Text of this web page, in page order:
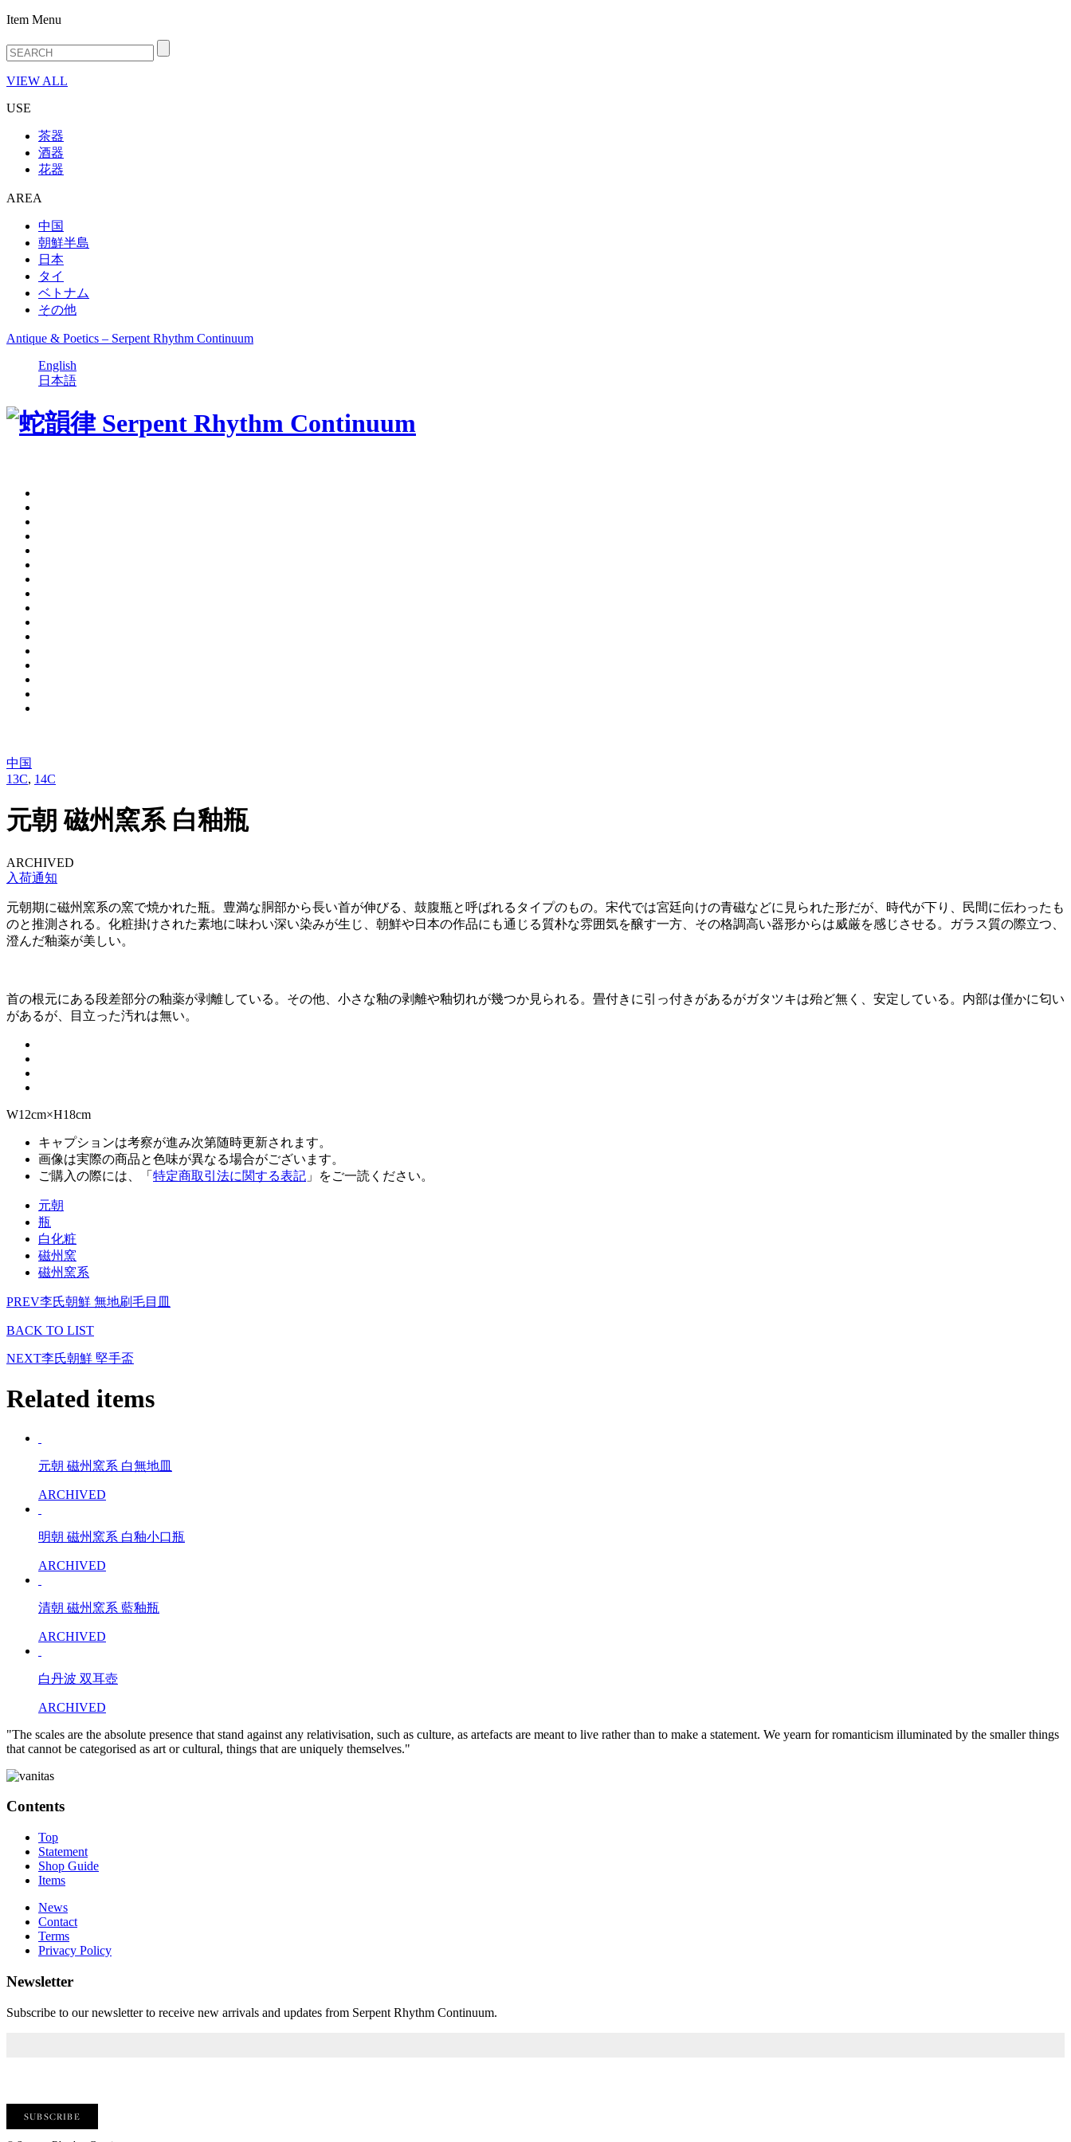
Item Menu
VIEW ALL
USE
茶器
酒器
花器
AREA
中国
朝鮮半島
日本
タイ
ベトナム
その他
Antique & Poetics – Serpent Rhythm Continuum
English
日本語
中国
13C, 14C
元朝 磁州窯系 白釉瓶
ARCHIVED
入荷通知
元朝期に磁州窯系の窯で焼かれた瓶。豊満な胴部から長い首が伸びる、鼓腹瓶と呼ばれるタイプのもの。宋代では宮廷向けの青磁などに見られた形だが、時代が下り、民間に伝わったも
のと推測される。化粧掛けされた素地に味わい深い染みが生じ、朝鮮や日本の作品にも通じる質朴な雰囲気を醸す一方、その格調高い器形からは威厳を感じさせる。ガラス質の際立つ、
澄んだ釉薬が美しい。
首の根元にある段差部分の釉薬が剥離している。その他、小さな釉の剥離や釉切れが幾つか見られる。畳付きに引っ付きがあるがガタツキは殆ど無く、安定している。内部は僅かに匂い
があるが、目立った汚れは無い。
W12cm×H18cm
キャプションは考察が進み次第随時更新されます。
画像は実際の商品と色味が異なる場合がございます。
ご購入の際には、「 特定商取引法に関する表記 」をご一読ください。
元朝
瓶
白化粧
磁州窯
磁州窯系
PREV李氏朝鮮 無地刷毛目皿
BACK TO LIST
NEXT李氏朝鮮 堅手盃
Related items
元朝 磁州窯系 白無地皿
ARCHIVED
明朝 磁州窯系 白釉小口瓶
ARCHIVED
清朝 磁州窯系 藍釉瓶
ARCHIVED
白丹波 双耳壺
ARCHIVED
"The scales are the absolute presence that stand against any relativisation, such as culture, as artefacts are meant to live rather than to make a statement. We yearn for romanticism illuminated by the smaller things
that cannot be categorised as art or cultural, things that are uniquely themselves."
Contents
Top
Statement
Shop Guide
Items
News
Contact
Terms
Privacy Policy
Newsletter
Subscribe to our newsletter to receive new arrivals and updates from Serpent Rhythm Continuum.